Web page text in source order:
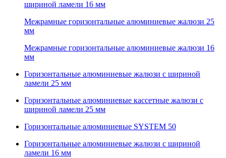
шириной ламели 16 мм
Межрамные горизонтальные алюминиевые жалюзи 25
мм
Межрамные горизонтальные алюминиевые жалюзи 16
мм
Горизонтальные алюминиевые жалюзи с шириной
ламели 25 мм
Горизонтальные алюминиевые кассетные жалюзи с
шириной ламели 25 мм
Горизонтальные алюминиевые SYSTEM 50
Горизонтальные алюминиевые жалюзи с шириной
ламели 16 мм